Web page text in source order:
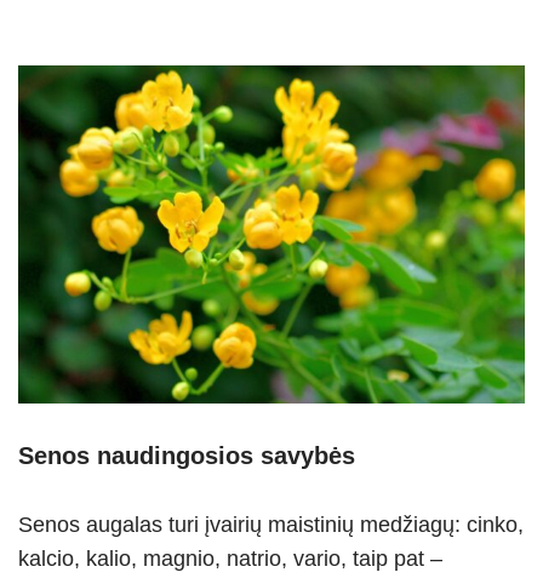
Senos naudingosios savybės
Senos augalas turi įvairių maistinių medžiagų: cinko,
kalcio, kalio, magnio, natrio, vario, taip pat –